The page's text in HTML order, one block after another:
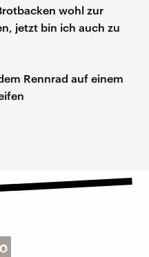
wohl zur
jetzt bin ich auch zu
Rennrad auf einem